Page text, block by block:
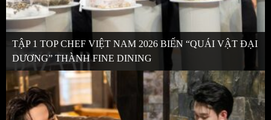
TẬP 1 TOP CHEF VIỆT NAM 2026 BIẾN “QUÁI VẬT ĐẠI
DƯƠNG” THÀNH FINE DINING